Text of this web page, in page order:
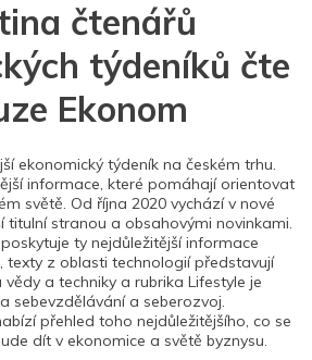
čtenářů
týdeníků čte
Ekonom
ekonomický týdeník na českém trhu.
informace, které pomáhají orientovat
světě. Od října 2020 vychází v nové
titulní stranou a obsahovými novinkami.
ty nejdůležitější informace
texty z oblasti technologií představují
a techniky a rubrika Lifestyle je
sebevzdělávání a seberozvoj.
přehled toho nejdůležitějšího, co se
dít v ekonomice a světě byznysu.